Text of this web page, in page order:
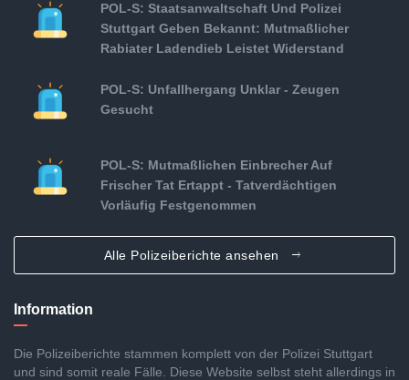
POL-S: Staatsanwaltschaft Und Polizei
Stuttgart Geben Bekannt: Mutmaßlicher
Rabiater Ladendieb Leistet Widerstand
POL-S: Unfallhergang Unklar - Zeugen
Gesucht
POL-S: Mutmaßlichen Einbrecher Auf
Frischer Tat Ertappt - Tatverdächtigen
Vorläufig Festgenommen
Alle Polizeiberichte ansehen
Information
Die Polizeiberichte stammen komplett von der Polizei Stuttgart
und sind somit reale Fälle. Diese Website selbst steht allerdings in